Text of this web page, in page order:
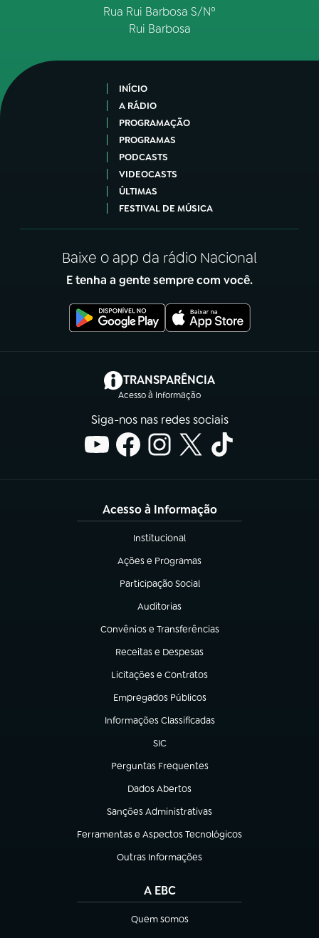
Rua Rui Barbosa S/Nº
Rui Barbosa
INÍCIO
A RÁDIO
PROGRAMAÇÃO
PROGRAMAS
PODCASTS
VIDEOCASTS
ÚLTIMAS
FESTIVAL DE MÚSICA
Baixe o app da rádio Nacional
E tenha a gente sempre com você.
TRANSPARÊNCIA
Acesso à Informação
(abre em nova aba)
Siga-nos nas redes sociais
Acesso à Informação
Institucional
(abre em nova aba)
Ações e Programas
(abre em nova aba)
Participação Social
(abre em nova aba)
Auditorias
(abre em nova aba)
Convênios e Transferências
(abre em nova aba)
Receitas e Despesas
(abre em nova aba)
Licitações e Contratos
(abre em nova aba)
Empregados Públicos
(abre em nova aba)
Informações Classificadas
(abre em nova aba)
SIC
(abre em nova aba)
Perguntas Frequentes
(abre em nova aba)
Dados Abertos
(abre em nova aba)
Sanções Administrativas
(abre em nova aba)
Ferramentas e Aspectos Tecnológicos
(abre em nova aba)
Outras Informações
(abre em nova aba)
A EBC
Quem somos
(abre em nova aba)